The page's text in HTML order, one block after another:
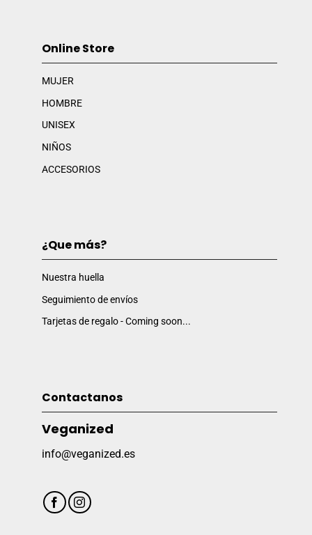
Online Store
MUJER
HOMBRE
UNISEX
NIÑOS
ACCESORIOS
¿Que más?
Nuestra huella
Seguimiento de envíos
Tarjetas de regalo - Coming soon...
Contactanos
Veganized
info@veganized.es